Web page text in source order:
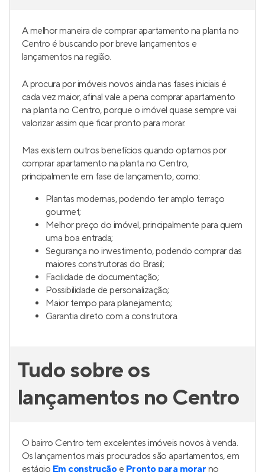
A melhor maneira de comprar apartamento na planta no
Centro é buscando por breve lançamentos e
lançamentos na região.
A procura por imóveis novos ainda nas fases iniciais é
cada vez maior, afinal vale a pena comprar apartamento
na planta no Centro, porque o imóvel quase sempre vai
valorizar assim que ficar pronto para morar.
Mas existem outros benefícios quando optamos por
comprar apartamento na planta no Centro,
principalmente em fase de lançamento, como:
Plantas modernas, podendo ter amplo terraço
gourmet;
Melhor preço do imóvel, principalmente para quem
uma boa entrada;
Segurança no investimento, podendo comprar das
maiores construtoras do Brasil;
Facilidade de documentação;
Possibilidade de personalização;
Maior tempo para planejamento;
Garantia direto com a construtora.
Tudo sobre os
lançamentos no Centro
O bairro Centro tem excelentes imóveis novos à venda.
Os lançamentos mais procurados são apartamentos, em
estágio Em construçãoe Pronto para morar no